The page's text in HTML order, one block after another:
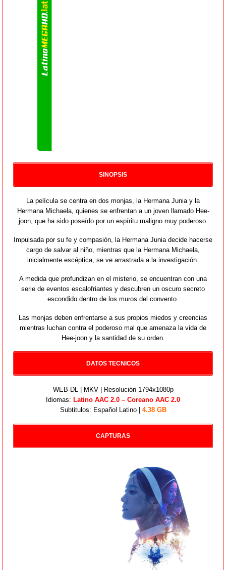
SINOPSIS
La película se centra en dos monjas, la Hermana Junia y la
Hermana Michaela, quienes se enfrentan a un joven llamado Hee-
joon, que ha sido poseído por un espíritu maligno muy poderoso.
Impulsada por su fe y compasión, la Hermana Junia decide hacerse
cargo de salvar al niño, mientras que la Hermana Michaela,
inicialmente escéptica, se ve arrastrada a la investigación.
A medida que profundizan en el misterio, se encuentran con una
serie de eventos escalofriantes y descubren un oscuro secreto
escondido dentro de los muros del convento.
Las monjas deben enfrentarse a sus propios miedos y creencias
mientras luchan contra el poderoso mal que amenaza la vida de
Hee-joon y la santidad de su orden.
DATOS TECNICOS
WEB-DL | MKV | Resolución 1794x1080p
Idiomas: Latino AAC 2.0 – Coreano AAC 2.0
Subtitulos: Español Latino | 4.38 GB
CAPTURAS